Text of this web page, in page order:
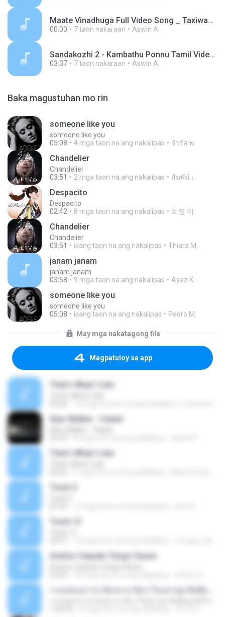
Maate Vinadhuga Full Video Song _ Taxiwaala Video Songs _ Vijay Deverakonda, Priyanka Jawalkar.m4a
00:00 7 taon nakaraan Aswin A.
Sandakozhi 2 - Kambathu Ponnu Tamil Video _ Vishal _ Yuvanshankar Raja.m4a
03:37 7 taon nakaraan Aswin A.
Baka magustuhan mo rin
someone like you
someone like you
05:08
4 mga taon na ang nakalipas จํารัส พ.
Chandelier
Chandelier
03:51
2 mga taon na ang nakalipas สัมพัน์ เ.
Despacito
Despacito
02:42
8 mga taon na ang nakalipas 희영 이.
Chandelier
Chandelier
03:51
isang taon na ang nakalipas Thiara M.
janam janam
janam janam
03:58
9 mga taon na ang nakalipas Ayaz K.
someone like you
someone like you
05:08
isang taon na ang nakalipas Pedro M.
May mga nakatagong file
Magpatuloy sa app
That's What I Like
Alan Walker - Faded
That's What I Like
Track 5
Track 13
Andres Cepeda Tengo Ganas